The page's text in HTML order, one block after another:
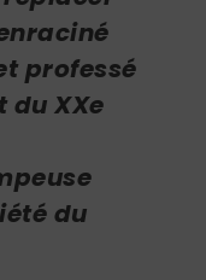
professé
du XXe
du